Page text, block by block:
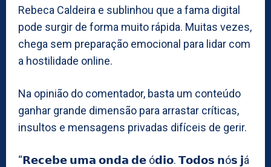
Rebeca Caldeira e sublinhou que a fama digital
pode surgir de forma muito rápida. Muitas vezes,
chega sem preparação emocional para lidar com
a hostilidade online.
Na opinião do comentador, basta um conteúdo
ganhar grande dimensão para arrastar críticas,
insultos e mensagens privadas difíceis de gerir.
“𝗥𝗲𝗰𝗲𝗯𝗲 𝘂𝗺𝗮 𝗼𝗻𝗱𝗮 𝗱𝗲 ó𝗱𝗶𝗼. 𝗧𝗼𝗱𝗼𝘀 𝗻ó𝘀 𝗷á